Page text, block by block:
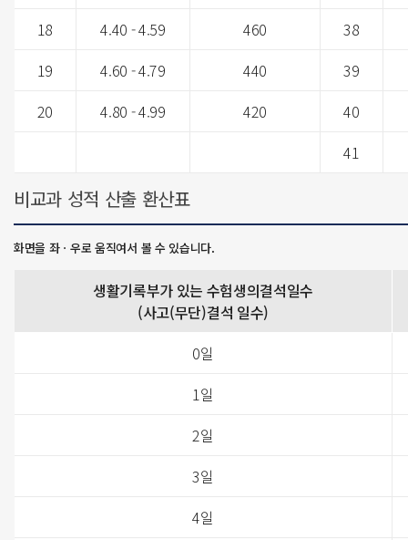
18
4.40 - 4.59 460 38
19
4.60 - 4.79 440 39
20
4.80 - 4.99 420 40
41
비교과 성적 산출 환산표
생활기록부가 있는 수험생의결석일수
(사고(무단)결석 일수)
0일
1일
2일
3일
4일